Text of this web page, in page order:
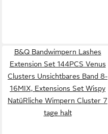
B&Q Bandwimpern Lashes
Extension Set 144PCS Venus
Clusters Unsichtbares Band 8-
16MIX, Extensions Set Wispy
NatüRliche Wimpern Cluster 7
tage halt